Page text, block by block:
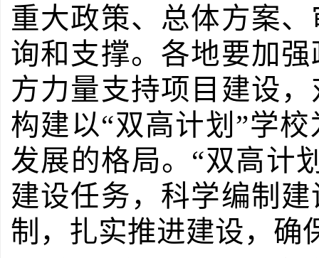
重大政策、总体方案
询和支撑。各地要加
方力量支持项目建设
构建以“双高计划”学
发展的格局。“双高计
建设任务，科学编制
制，扎实推进建设，确